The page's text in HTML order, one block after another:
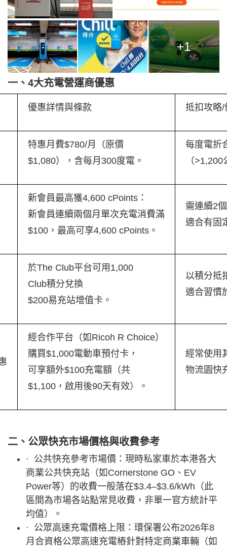
+1
一、4大充電營運商優惠
優惠詳情與條款 抵扣攻略/
特惠月費$780/月（原價
$1,080），含每月300度電。
每度電折
（
新會員最高獲4,600 cPoints：
新會員連續兩個月單次充電消費滿
$100，最高可享4,600 cPoints。
需連續2
適合有固
於The Club平台可用1,000
Club積分兌換
$200易充站增值卡。
以積分抵
適合習慣
經合作平台（如Ricoh R Choice）
購買$1,000電動車預付卡，
可享額外$100充電額（共
$1,100，啟用後90天有效）。
經常使用
物流園快
二、公眾快充市場價格與收費參考
· 公共快充參考市場價：現時私家車於本港各大
商業公共快充站（如Cornerstone GO、EV
Power等）的收費一般落在$3.4–$3.6/kWh（此
區間為市場各站點常見收費，非單一官方統計平
均值）。
· 公眾高速充電價格上限：環保署公布2026年8
月合資格公眾高速充電樁針對特定商業車輛（如